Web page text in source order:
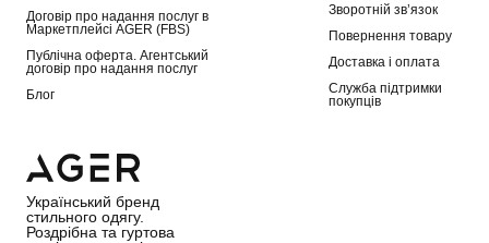
Договір про надання послуг в
Маркетплейсі AGER (FBS)
Публічна оферта. Агентський
договір про надання послуг
Блог
Зворотній зв’язок
Повернення товару
Доставка і оплата
Служба підтримки
покупців
Український бренд
стильного одягу.
Роздрібна та гуртова